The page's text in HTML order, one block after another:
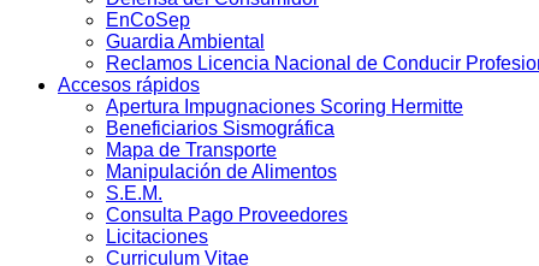
EnCoSep
Guardia Ambiental
Reclamos Licencia Nacional de Conducir
Accesos rápidos
Apertura Impugnaciones Scoring Hermitte
Beneficiarios Sismográfica
Mapa de Transporte
Manipulación de Alimentos
S.E.M.
Consulta Pago Proveedores
Licitaciones
Curriculum Vitae